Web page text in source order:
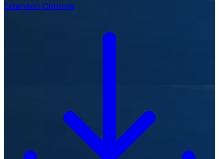
Extension Chrome